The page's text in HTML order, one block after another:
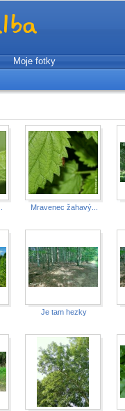
Moje fotky
Mravenec žahavý...
Je tam hezky